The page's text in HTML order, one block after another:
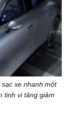
xe nhanh một
tinh vi tăng giảm